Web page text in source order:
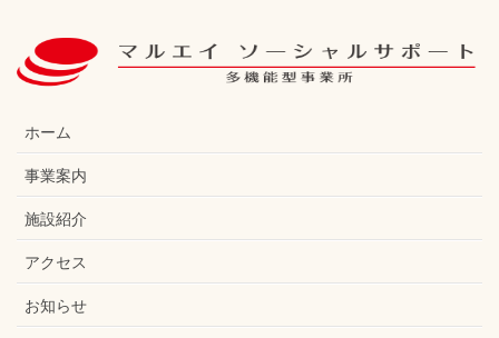
ホーム
事業案内
施設紹介
アクセス
お知らせ